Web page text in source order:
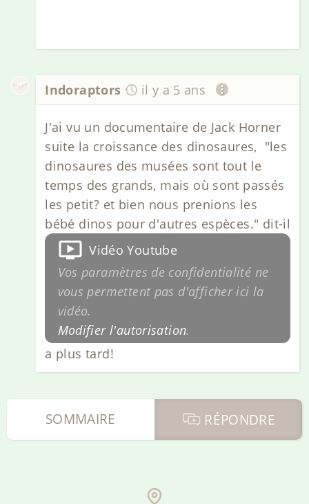
Indoraptors il y a 5 ans
J'ai vu un documentaire de Jack Horner
suite la croissance des dinosaures, "les
dinosaures des musées sont tout le
temps des grands, mais où sont passés
les petit? et bien nous prenions les
bébé dinos pour d'autres espèces." dit-il
Vidéo Youtube
Vos paramètres de confidentialité ne
vous permettent pas d'afficher ici la
vidéo.
Modifier l'autorisation.
a plus tard!
RÉPONDRE
SOMMAIRE